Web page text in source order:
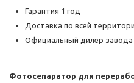
Гарантия 1 год
Доставка по всей
Официальный дилер завода
Фотосепаратор для